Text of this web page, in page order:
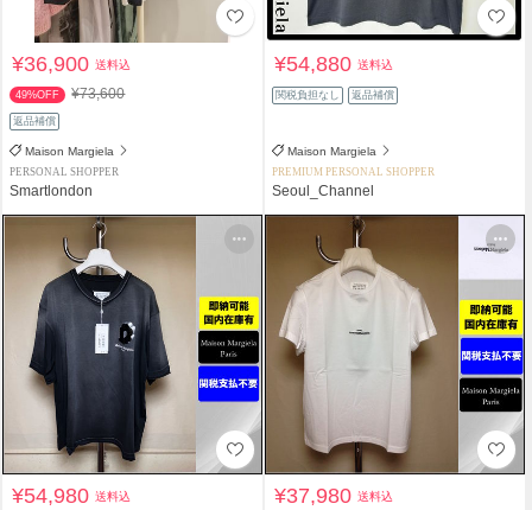
¥36,900送料込
49%OFF ¥73,600
返品補償
Maison Margiela
PERSONAL SHOPPER
Smartlondon
¥54,880送料込
関税負担なし 返品補償
Maison Margiela
PREMIUM PERSONAL SHOPPER
Seoul_Channel
¥54,980送料込 ¥37,980送料込